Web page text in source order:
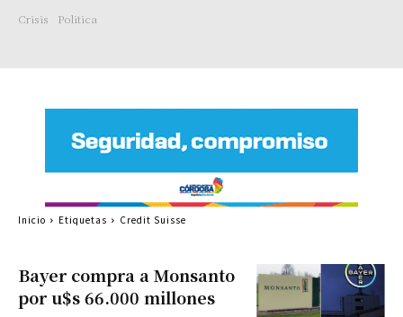
Crisis
Politica
Bayer compra a Monsanto
por u$s 66.000 millones
Inicio Etiquetas Credit Suisse